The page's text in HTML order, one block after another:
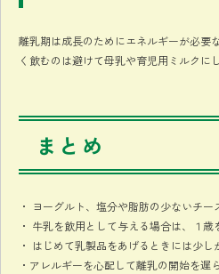
離乳期は成長のためにエネルギーが必要
く飲むのは避けて母乳や育児用ミルクに
まとめ
・ ヨーグルト、塩分や脂肪の少ないチ
・ 牛乳を飲用として与える場合は、１
・ はじめて乳製品をあげるときには少し
・アレルギーを心配して離乳の開始を遅